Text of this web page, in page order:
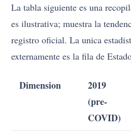
La tabla siguiente es una
es ilustrativa; muestra la
registro oficial. La unica
externamente es la fila de
Dimension
2019
(pre-
COVID)